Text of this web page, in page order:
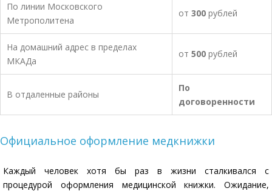
По линии Московского
Метрополитена
от 300 рублей
На домашний адрес в пределах
МКАДа
от 500 рублей
В отдаленные районы
По
договоренности
Официальное оформление медкнижки
Каждый человек хотя бы раз в жизни сталкивался с
процедурой оформления медицинской книжки. Ожидание,